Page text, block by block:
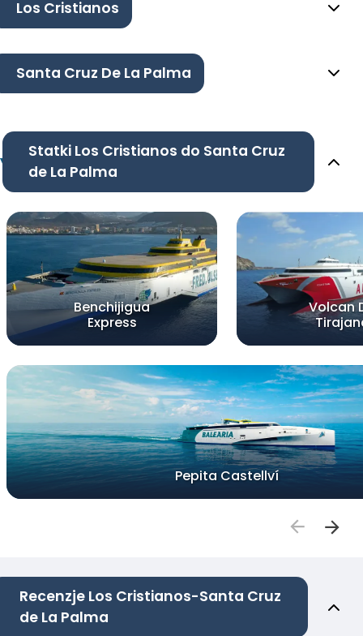
Los Cristianos
Santa Cruz De La Palma
Statki Los Cristianos do Santa Cruz
de La Palma
Benchijigua
Express
Volcan
Pepita Castellví
Recenzje Los Cristianos-Santa Cruz
de La Palma